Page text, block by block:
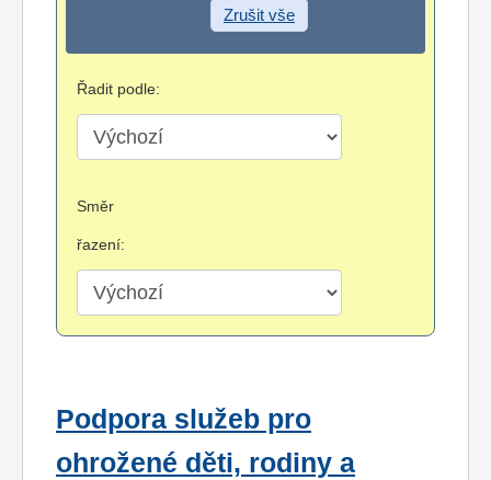
Zrušit vše
Řadit podle:
Směr
řazení:
Podpora služeb pro
ohrožené děti, rodiny a